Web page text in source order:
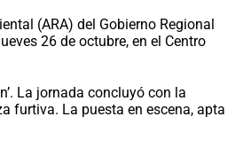
(ARA) del Gobierno Regional
26 de octubre, en el Centro
La jornada concluyó con la
furtiva. La puesta en escena, apta